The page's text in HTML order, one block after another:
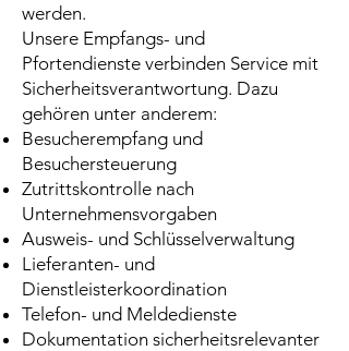
werden.
Unsere Empfangs- und
Pfortendienste verbinden Service mit
Sicherheitsverantwortung. Dazu
gehören unter anderem:
Besucherempfang und
Besuchersteuerung
Zutrittskontrolle nach
Unternehmensvorgaben
Ausweis- und Schlüsselverwaltung
Lieferanten- und
Dienstleisterkoordination
Telefon- und Meldedienste
Dokumentation sicherheitsrelevanter